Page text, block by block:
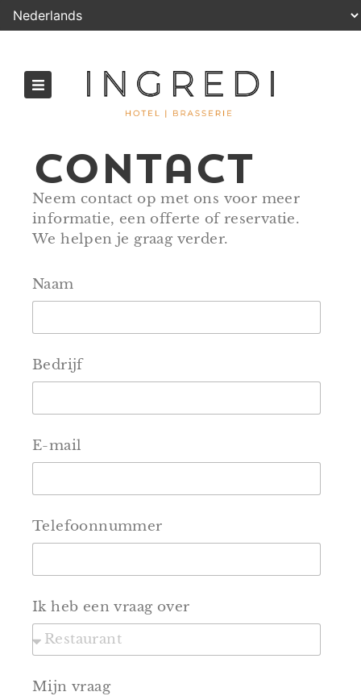
contact
Neem contact op met ons voor meer
informatie, een offerte of reservatie.
We helpen je graag verder.
Naam
Bedrijf
E-mail
Telefoonnummer
Ik heb een vraag over
Mijn vraag